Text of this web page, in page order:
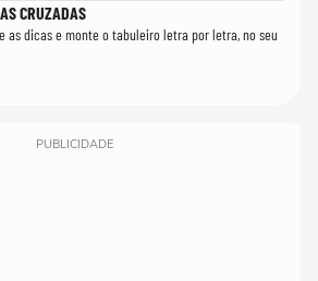
CRUZADAS
as dicas e monte o tabuleiro letra por letra, no seu
PUBLICIDADE